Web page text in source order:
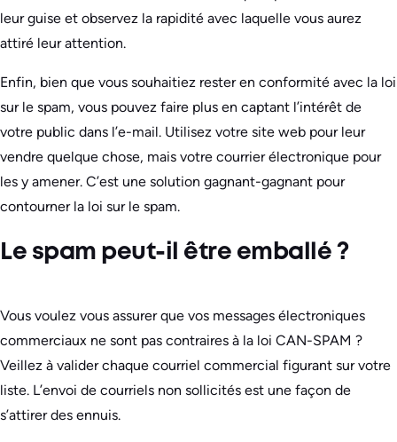
leur guise et observez la rapidité avec laquelle vous aurez
attiré leur attention.
Enfin, bien que vous souhaitiez rester en conformité avec la loi
sur le spam, vous pouvez faire plus en captant l’intérêt de
votre public dans l’e-mail. Utilisez votre site web pour leur
vendre quelque chose, mais votre courrier électronique pour
les y amener. C’est une solution gagnant-gagnant pour
contourner la loi sur le spam.
Le spam peut-il être emballé ?
Vous voulez vous assurer que vos messages électroniques
commerciaux ne sont pas contraires à la loi CAN-SPAM ?
Veillez à valider chaque courriel commercial figurant sur votre
liste. L’envoi de courriels non sollicités est une façon de
s’attirer des ennuis.